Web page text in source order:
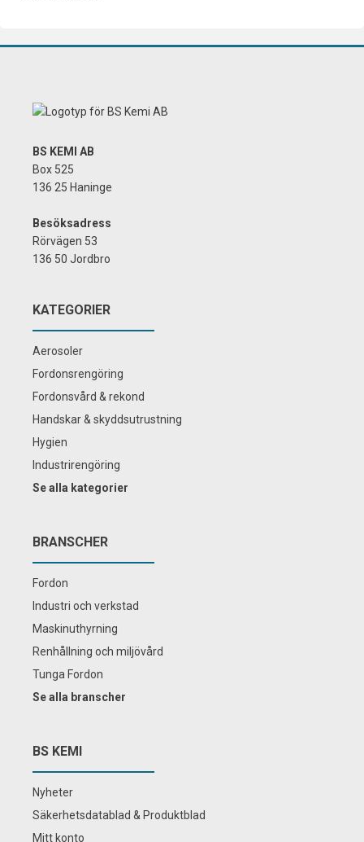
BS KEMI AB
Box 525
136 25 Haninge
Besöksadress
Rörvägen 53
136 50 Jordbro
KATEGORIER
Aerosoler
Fordonsrengöring
Fordonsvård & rekond
Handskar & skyddsutrustning
Hygien
Industrirengöring
Se alla kategorier
BRANSCHER
Fordon
Industri och verkstad
Maskinuthyrning
Renhållning och miljövård
Tunga Fordon
Se alla branscher
BS KEMI
Nyheter
Säkerhetsdatablad & Produktblad
Mitt konto